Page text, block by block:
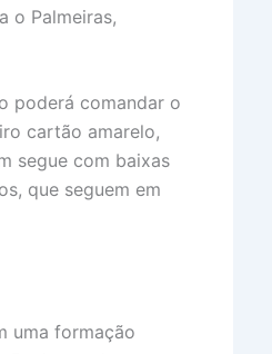
o Palmeiras,
poderá comandar o
cartão amarelo,
segue com baixas
que seguem em
uma formação